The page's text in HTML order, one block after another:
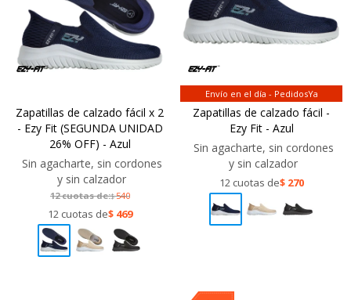
Zapatillas de calzado fácil x 2
- Ezy Fit (SEGUNDA UNIDAD
26% OFF) - Azul
Sin agacharte, sin cordones
y sin calzador
12 cuotas de:$540
12 cuotas de$ 469
Envío en el día - PedidosYa
Zapatillas de calzado fácil -
Ezy Fit - Azul
Sin agacharte, sin cordones
y sin calzador
12 cuotas de$ 270